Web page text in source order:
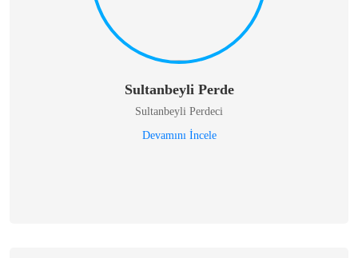
Sultanbeyli Perde
Sultanbeyli Perdeci
Devamını İncele